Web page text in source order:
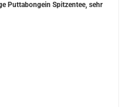
Puttabongein Spitzentee, sehr